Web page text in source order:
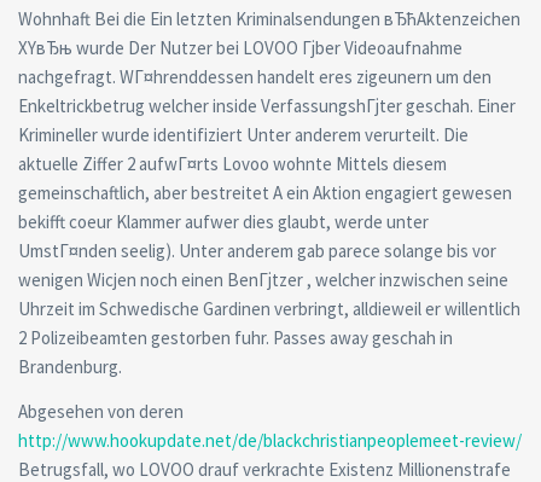
Wohnhaft Bei die Ein letzten Kriminalsendungen вЂћAktenzeichen
XYвЂњ wurde Der Nutzer bei LOVOO Гјber Videoaufnahme
nachgefragt. WГ¤hrenddessen handelt eres zigeunern um den
Enkeltrickbetrug welcher inside VerfassungshГјter geschah. Einer
Krimineller wurde identifiziert Unter anderem verurteilt. Die
aktuelle Ziffer 2 aufwГ¤rts Lovoo wohnte Mittels diesem
gemeinschaftlich, aber bestreitet A ein Aktion engagiert gewesen
bekifft coeur Klammer aufwer dies glaubt, werde unter
UmstГ¤nden seelig). Unter anderem gab parece solange bis vor
wenigen Wicjen noch einen BenГјtzer , welcher inzwischen seine
Uhrzeit im Schwedische Gardinen verbringt, alldieweil er willentlich
2 Polizeibeamten gestorben fuhr. Passes away geschah in
Brandenburg.
Abgesehen von deren
http://www.hookupdate.net/de/blackchristianpeoplemeet-review/
Betrugsfall, wo LOVOO drauf verkrachte Existenz Millionenstrafe